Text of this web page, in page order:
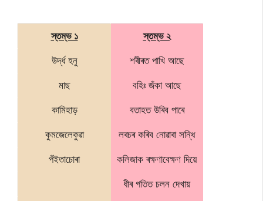
স্তম্ভ ১
স্তম্ভ ২
উৰ্দ্ধ হনু
শৰীৰত পাখি আছে
মাছ
বহিঃ জঁকা আছে
কামিহাড়
বতাহত উৰিব পাৰে
কুমজেলেকুৱা
লৰচৰ কৰিব নোৱাৰা সন্ধি
পঁইতাচোৰা
কলিজাক ৰক্ষণাবেক্ষণ দিয়ে
ধীৰ গতিত চলন দেখায়